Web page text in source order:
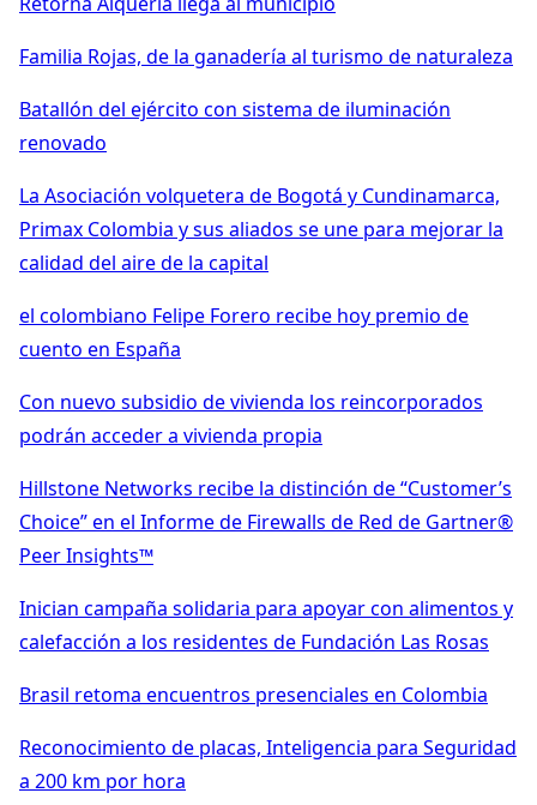
Familia Rojas, de la ganadería al turismo de naturaleza
Batallón del ejército con sistema de iluminación
renovado
La Asociación volquetera de Bogotá y Cundinamarca,
Primax Colombia y sus aliados se une para mejorar la
calidad del aire de la capital
el colombiano Felipe Forero recibe hoy premio de
cuento en España
Con nuevo subsidio de vivienda los reincorporados
podrán acceder a vivienda propia
Hillstone Networks recibe la distinción de “Customer’s
Choice” en el Informe de Firewalls de Red de Gartner®
Peer Insights™
Inician campaña solidaria para apoyar con alimentos y
calefacción a los residentes de Fundación Las Rosas
Brasil retoma encuentros presenciales en Colombia
Reconocimiento de placas, Inteligencia para Seguridad
a 200 km por hora